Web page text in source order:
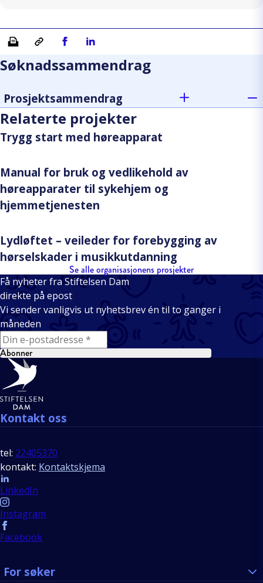
Skriv ut Kopiera länkDel på Facebook
Del på Linkedin
Søknadssammendrag
Prosjektsammendrag
Relaterte projekter
Trygg start med høreapparat
Manual for bruk og vedlikehold av
høreapparater til sykehjem og
hjemmetjenesten
Lydløftet – veileder for forebygging av
hørselskader i musikkutdanning
Se alle organisasjonens prosjekter
Få nyheter fra Stiftelsen Dam
direkte på epost
Vi sender vanligvis ut nyhetsbrev én til to ganger i
måneden
E-mail
Abonner
Bunntekst
Kontakt oss
tel: 22405370
kontakt: Kontaktskjema
Follow us
LinkedIn
Instagram
Facebook
For søker